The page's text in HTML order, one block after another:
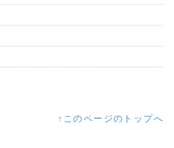
↑このページのトップへ